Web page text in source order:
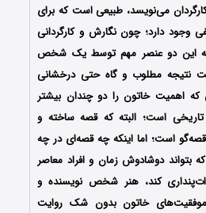
می‌نویسد، طبیعی است که برای
وجود دارد؛ چون نگارش و کارگردانی
که این دو عنصر مهم توسط یک شخص
نتیجه مطلوب و گاه حتی درخشانی
که اهمیت خاتون را دو چندان بیشتر
است؛ البته که قصه ساخته و
است؛ اما اینکه چه قصه‌ای در چه
بتواند دوشادوش زمان و افراد معاصر
کند، هنر شخص نویسنده و
خاتون بدون شک روایت